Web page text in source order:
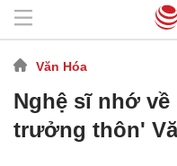
Văn Hóa
Nghệ sĩ nhớ
trưởng thôn'